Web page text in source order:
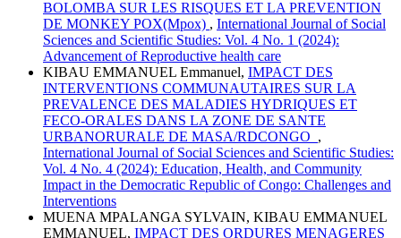
BOLOMBA SUR LES RISQUES ET LA PREVENTION
DE MONKEY POX(Mpox) , International Journal of Social
Sciences and Scientific Studies: Vol. 4 No. 1 (2024):
Advancement of Reproductive health care
KIBAU EMMANUEL Emmanuel, IMPACT DES
INTERVENTIONS COMMUNAUTAIRES SUR LA
PREVALENCE DES MALADIES HYDRIQUES ET
FECO-ORALES DANS LA ZONE DE SANTE
URBANORURALE DE MASA/RDCONGO ,
International Journal of Social Sciences and Scientific Studies:
Vol. 4 No. 4 (2024): Education, Health, and Community
Impact in the Democratic Republic of Congo: Challenges and
Interventions
MUENA MPALANGA SYLVAIN, KIBAU EMMANUEL
EMMANUEL, IMPACT DES ORDURES MENAGERES